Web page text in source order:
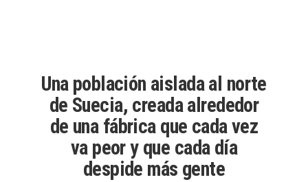
Una población aislada al norte
de Suecia, creada alrededor
de una fábrica que cada vez
va peor y que cada día
despide más gente